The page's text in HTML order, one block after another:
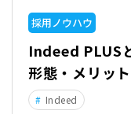
採用ノウハウ
半年で応募21
＋原稿改善」
事例